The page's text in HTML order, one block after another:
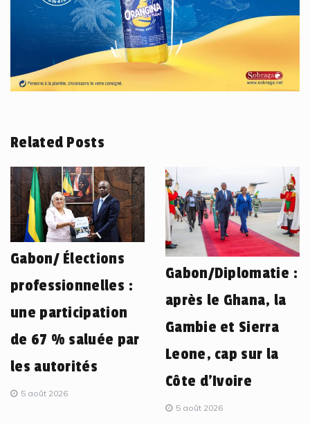
Related Posts
Gabon/ Élections
professionnelles :
une participation
de 67 % saluée par
les autorités
5 août 2026
Gabon/Diplomatie :
après le Ghana, la
Gambie et Sierra
Leone, cap sur la
Côte d’Ivoire
5 août 2026